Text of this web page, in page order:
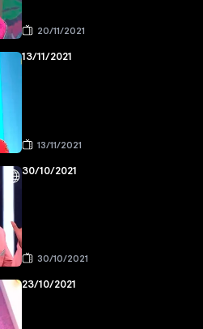
20/11/2021
13/11/2021
13/11/2021
30/10/2021
30/10/2021
23/10/2021